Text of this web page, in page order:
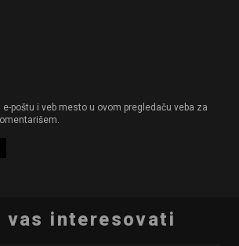
poštu i veb mesto u ovom pregledaču veba za
vas interesovati